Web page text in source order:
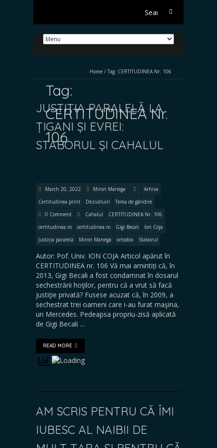
Search
Home / Tag: CERTITUDINEA Nr. 106
Tag:
CERTITUDINEA Nr.
106
JUSTIȚIA PARALELĂ LA
ȚIGANI ȘI EVREI:
STABORUL ȘI CAHALUL
March 20, 2022 Miron Manega
Arhiva
Certitudinea print
Dezvăluiri
Tema de gândire
0 Comment
Cahalul
CERTITUDINEA Nr. 106
certitudinea.ro
certitudinea.ro Gigi Becali
Ion Coja
Justiția paralelă
Miron Manega ortodox Staborul
Autor: Pof. Univ. ION COJA Articol apărut în
CERTITUDINEA nr. 106 Vă mai amintiți că, în
2013, Gigi Becali a fost condamnat în dosarul
sechestrării hoţilor, pentru că a vrut să facă
justiţie privată? Fusese acuzat că, în 2009, a
sechestrat trei oameni care i-au furat maşina,
un Mercedes. Pedeapsa propriu-zisă aplicată
de Gigi Becali …
READ MORE
AM SCRIS PENTRU CĂ ÎMI
IUBESC AL NAIBII DE